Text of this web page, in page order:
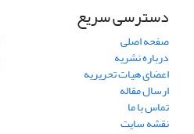
دسترسی سریع
صفحه اصلی
درباره نشریه
اعضای هیات تحریریه
ارسال مقاله
تماس با ما
نقشه سایت